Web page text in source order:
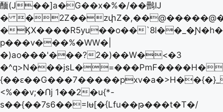
䤄(J��]a�G��x�%�/��䴑IJ
�
�ϏX����R5yu��o��
p���v���%�WW�|
�)ao���'���?2�)��W�<�3
<%��v;�Ոj 1��2�u{*-
s��{��7s6��=Iʉ[�{Lfu��թ���t�T�/